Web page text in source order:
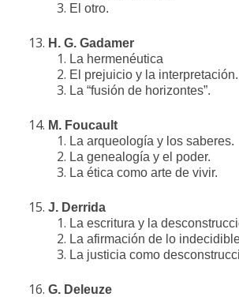
El otro.
H. G. Gadamer
La hermenéutica
El prejuicio y la interpretación.
La “fusión de horizontes”.
M. Foucault
La arqueología y los saberes.
La genealogía y el poder.
La ética como arte de vivir.
J. Derrida
La escritura y la
La afirmación de lo
La justicia como
G. Deleuze